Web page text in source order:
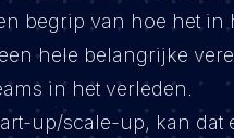
begrip van hoe het in
hele belangrijke
in het verleden.
up/scale-up, kan